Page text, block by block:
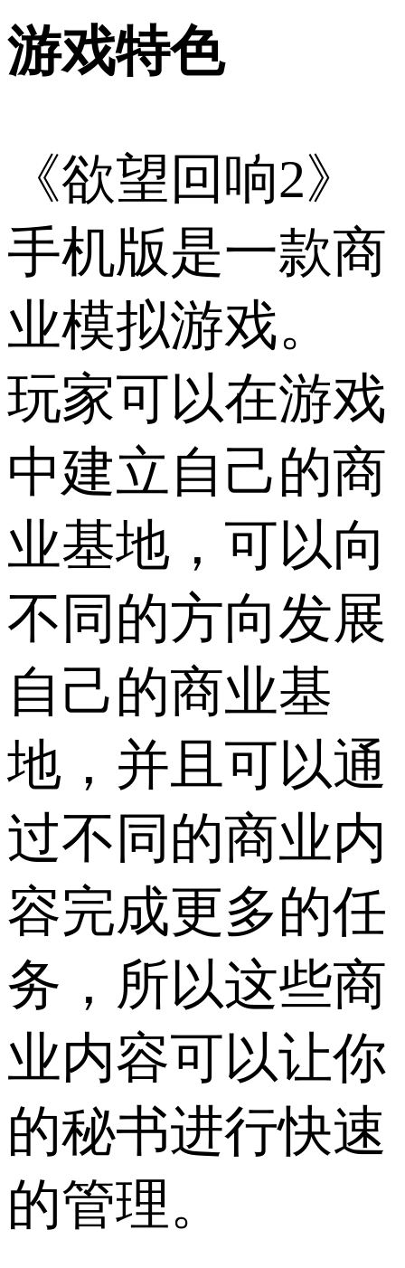
游戏特色
《欲望回响2》
手机版是一款商
业模拟游戏。
玩家可以在游戏
中建立自己的商
业基地，可以向
不同的方向发展
自己的商业基
地，并且可以通
过不同的商业内
容完成更多的任
务，所以这些商
业内容可以让你
的秘书进行快速
的管理。